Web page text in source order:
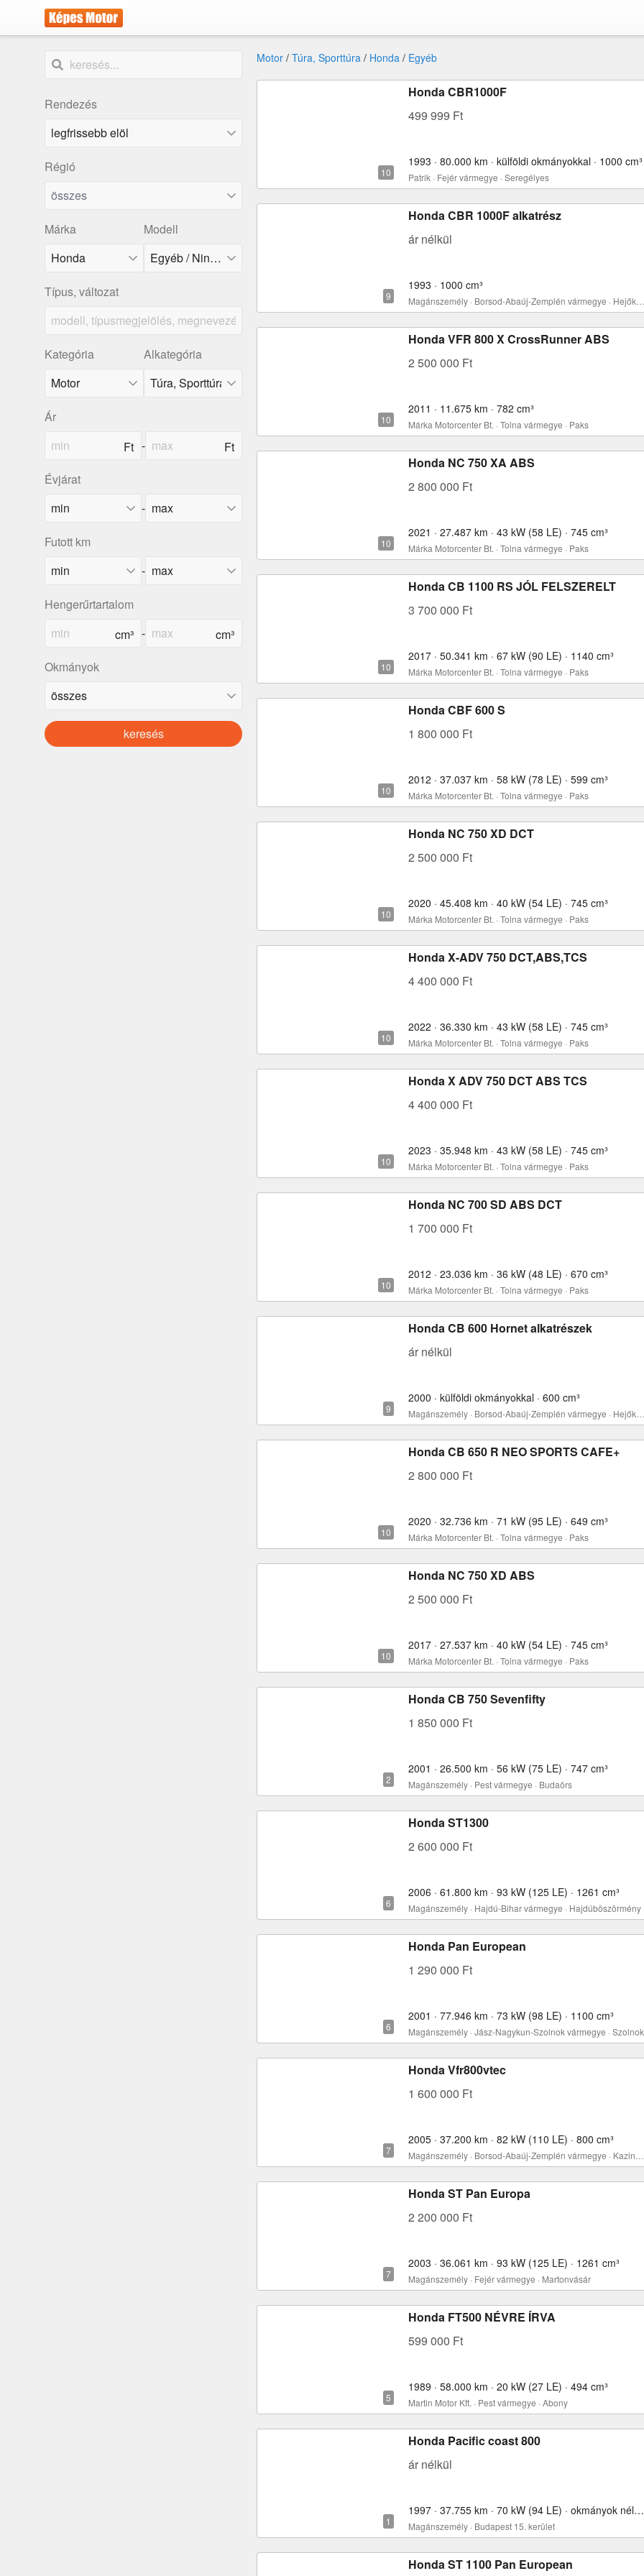
Rendezés
Régió
összes
Márka
Honda
Modell
Egyéb / Nincs a listában
Típus, változat
Kategória Alkategória
Ár
-
Évjárat
-
Futott km
-
Hengerűrtartalom
-
Okmányok
keresés
Motor / Túra, Sporttúra / Honda / Egyéb
Honda CBR1000F
499 999 Ft
1993 · 80.000 km · külföldi okmányokkal · 1000 cm³
Patrik · Fejér vármegye · Seregélyes
Honda CBR 1000F alkatrész
ár nélkül
1993 · 1000 cm³
Honda VFR 800 X CrossRunner ABS
2 500 000 Ft
2011 · 11.675 km · 782 cm³
Márka Motorcenter Bt. · Tolna vármegye · Paks
Honda NC 750 XA ABS
2 800 000 Ft
2021 · 27.487 km · 43 kW (58 LE) · 745 cm³
Márka Motorcenter Bt. · Tolna vármegye · Paks
Honda CB 1100 RS JÓL FELSZERELT
3 700 000 Ft
2017 · 50.341 km · 67 kW (90 LE) · 1140 cm³
Márka Motorcenter Bt. · Tolna vármegye · Paks
Honda CBF 600 S
1 800 000 Ft
2012 · 37.037 km · 58 kW (78 LE) · 599 cm³
Márka Motorcenter Bt. · Tolna vármegye · Paks
Honda NC 750 XD DCT
2 500 000 Ft
2020 · 45.408 km · 40 kW (54 LE) · 745 cm³
Márka Motorcenter Bt. · Tolna vármegye · Paks
Honda X-ADV 750 DCT,ABS,TCS
4 400 000 Ft
2022 · 36.330 km · 43 kW (58 LE) · 745 cm³
Márka Motorcenter Bt. · Tolna vármegye · Paks
Honda X ADV 750 DCT ABS TCS
4 400 000 Ft
2023 · 35.948 km · 43 kW (58 LE) · 745 cm³
Márka Motorcenter Bt. · Tolna vármegye · Paks
Honda NC 700 SD ABS DCT
1 700 000 Ft
2012 · 23.036 km · 36 kW (48 LE) · 670 cm³
Márka Motorcenter Bt. · Tolna vármegye · Paks
Honda CB 600 Hornet alkatrészek
ár nélkül
2000 · külföldi okmányokkal · 600 cm³
Honda CB 650 R NEO SPORTS CAFE+
2 800 000 Ft
2020 · 32.736 km · 71 kW (95 LE) · 649 cm³
Márka Motorcenter Bt. · Tolna vármegye · Paks
Honda NC 750 XD ABS
2 500 000 Ft
2017 · 27.537 km · 40 kW (54 LE) · 745 cm³
Márka Motorcenter Bt. · Tolna vármegye · Paks
Honda CB 750 Sevenfifty
1 850 000 Ft
2001 · 26.500 km · 56 kW (75 LE) · 747 cm³
Magánszemély · Pest vármegye · Budaörs
Honda ST1300
2 600 000 Ft
2006 · 61.800 km · 93 kW (125 LE) · 1261 cm³
Magánszemély · Hajdú-Bihar vármegye · Hajdúböszörmény
Honda Pan European
1 290 000 Ft
2001 · 77.946 km · 73 kW (98 LE) · 1100 cm³
Magánszemély · Jász-Nagykun-Szolnok vármegye · Szolnok
Honda Vfr800vtec
1 600 000 Ft
2005 · 37.200 km · 82 kW (110 LE) · 800 cm³
Honda ST Pan Europa
2 200 000 Ft
2003 · 36.061 km · 93 kW (125 LE) · 1261 cm³
Magánszemély · Fejér vármegye · Martonvásár
Honda FT500 NÉVRE ÍRVA
599 000 Ft
1989 · 58.000 km · 20 kW (27 LE) · 494 cm³
Martin Motor Kft. · Pest vármegye · Abony
Honda Pacific coast 800
ár nélkül
1997 · 37.755 km · 70 kW (94 LE) · okmányok nélkül · 800 cm³
Magánszemély · Budapest 15. kerület
Honda ST 1100 Pan European